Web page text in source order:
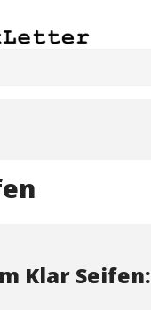
Klar Seifen: